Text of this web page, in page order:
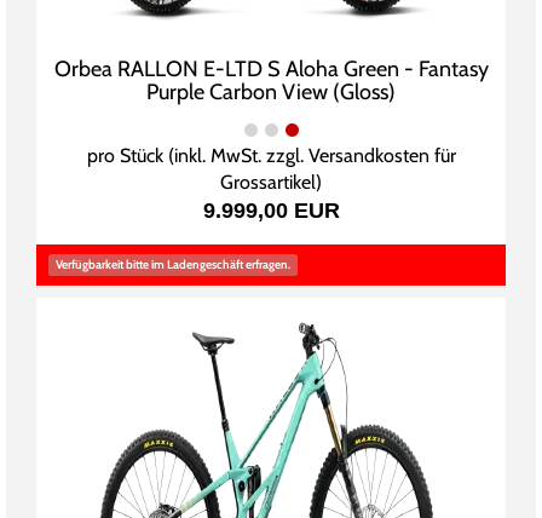
Orbea RALLON E-LTD S Aloha Green - Fantasy
Purple Carbon View (Gloss)
pro Stück (inkl. MwSt. zzgl. Versandkosten für
Grossartikel)
9.999,00 EUR
Verfügbarkeit bitte im Ladengeschäft erfragen.